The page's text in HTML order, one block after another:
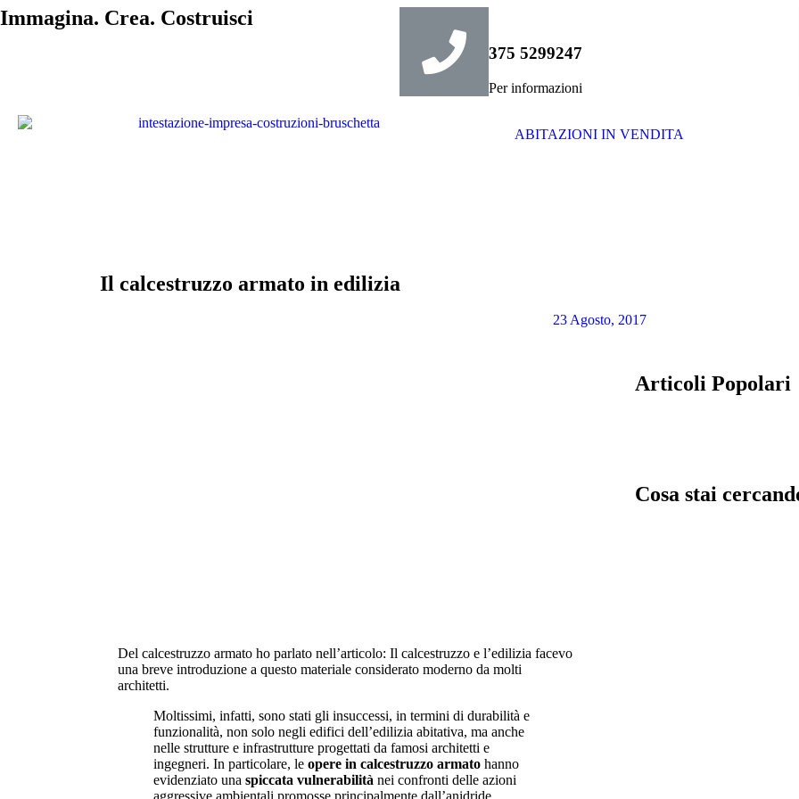
Immagina. Crea. Costruisci
375 5299247
Per informazioni
ABITAZIONI IN VENDITA
Il calcestruzzo armato in edilizia
23 Agosto, 2017
Del calcestruzzo armato ho parlato nell’articolo: Il calcestruzzo e l’edilizia facevo
una breve introduzione a questo materiale considerato moderno da molti
architetti.
Moltissimi, infatti, sono stati gli insuccessi, in termini di durabilità e
funzionalità, non solo negli edifici dell’edilizia abitativa, ma anche
nelle strutture e infrastrutture progettati da famosi architetti e
ingegneri. In particolare, le opere in calcestruzzo armato hanno
evidenziato una spiccata vulnerabilità nei confronti delle azioni
aggressive ambientali promosse principalmente dall’anidride
Articoli Popolari
Cosa stai